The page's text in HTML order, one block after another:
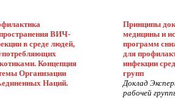
ВИЧ-
в среде людей,
Концепция
Организации
Наций.
Принципы
медицины и
программ
для
инфекции
групп
Доклад
рабочей